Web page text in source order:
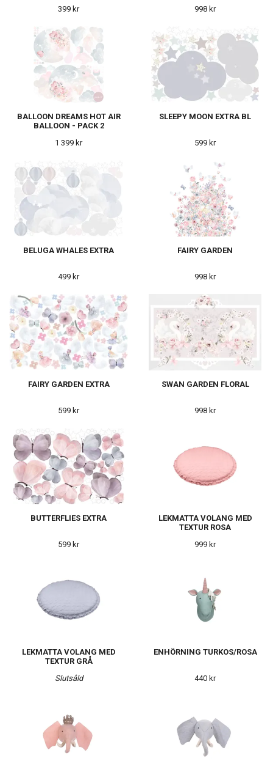
399 kr 998 kr
BALLOON DREAMS HOT AIR
BALLOON - PACK 2
1 399 kr
SLEEPY MOON EXTRA BL
599 kr
BELUGA WHALES EXTRA
499 kr
FAIRY GARDEN
998 kr
FAIRY GARDEN EXTRA
599 kr
SWAN GARDEN FLORAL
998 kr
BUTTERFLIES EXTRA
599 kr
LEKMATTA VOLANG MED
TEXTUR ROSA
999 kr
LEKMATTA VOLANG MED
TEXTUR GRÅ
Slutsåld
ENHÖRNING TURKOS/ROSA
440 kr